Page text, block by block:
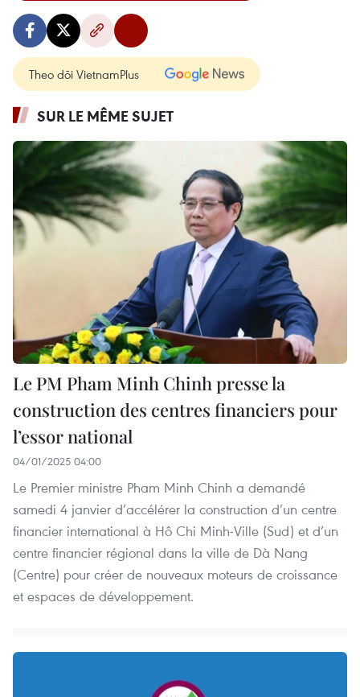
Theo dõi VietnamPlus
SUR LE MÊME SUJET
Le PM Pham Minh Chinh presse la
construction des centres financiers pour
l’essor national
04/01/2025 04:00
Le Premier ministre Pham Minh Chinh a demandé
samedi 4 janvier d’accélérer la construction d’un centre
financier international à Hô Chi Minh-Ville (Sud) et d’un
centre financier régional dans la ville de Dà Nang
(Centre) pour créer de nouveaux moteurs de croissance
et espaces de développement.